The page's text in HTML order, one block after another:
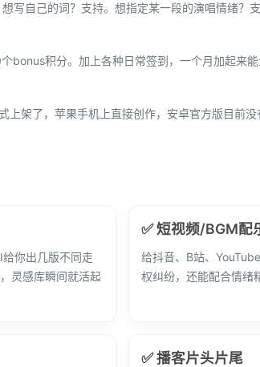
写自己的词？支持。想指定某一段的演唱情绪？支
bonus积分。加上各种日常签到，一个月加起来能
上架了，苹果手机上直接创作，安卓官方版目前没
你出几版不同走
灵感库瞬间就活起
✅ 短视频/BGM配
给抖音、B站、
权纠纷，还能配合情绪
✅ 播客片头片尾